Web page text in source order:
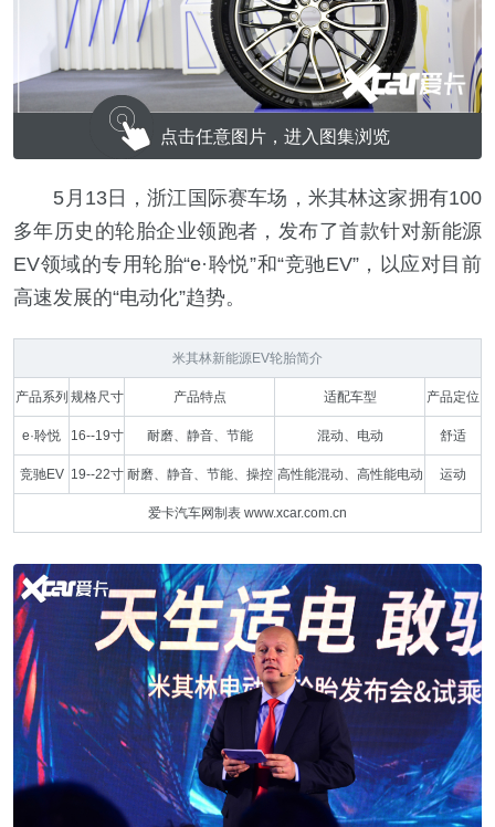
点击任意图片，进入图集浏览
5月13日，浙江国际赛车场，米其林这家拥有100
多年历史的轮胎企业领跑者，发布了首款针对新能源
EV领域的专用轮胎“e·聆悦”和“竞驰EV”，以应对目前
高速发展的“电动化”趋势。
米其林新能源EV轮胎简介
产品系列 规格尺寸 产品特点 适配车型 产品定位
e·聆悦 16--19寸 耐磨、静音、节能 混动、电动 舒适
竞驰EV 19--22寸 耐磨、静音、节能、操控 高性能混动、高性能电动 运动
爱卡汽车网制表 www.xcar.com.cn